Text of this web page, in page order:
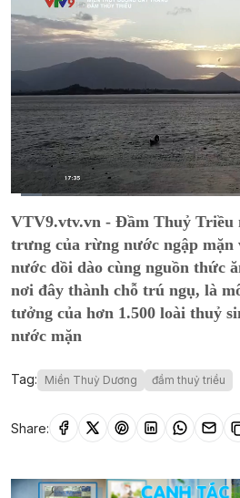
VTV9.vtv.vn - Đầm Thuỷ Triều
trưng của rừng nước ngập mặn
nước dồi dào cùng nguồn thức
nơi đây thành chỗ trú ngụ, là
tưởng của hơn 1.500 loài thuỷ
nước mặn
Tag: Miền Thuỳ Dương đầm thuỷ triều
Share: